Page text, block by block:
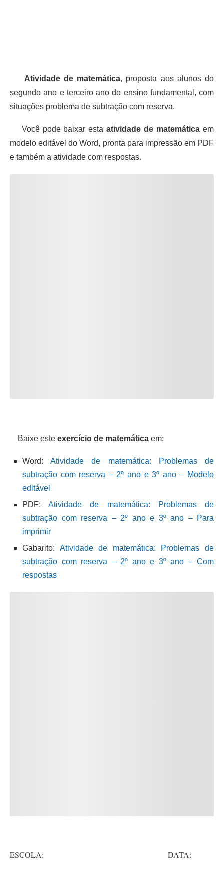
Atividade de matemática, proposta aos alunos do
segundo ano e terceiro ano do ensino fundamental, com
situações problema de subtração com reserva.
Você pode baixar estaatividade de matemática em
modelo editável do Word, pronta para impressão em PDF
e também a atividade com respostas.
Baixe este exercício de matemática em:
Word:Atividade de matemática: Problemas de
subtração com reserva – 2º ano e 3º ano – Modelo
editável
PDF:Atividade de matemática: Problemas de
subtração com reserva – 2º ano e 3º ano – Para
imprimir
Gabarito: Atividade de matemática: Problemas de
subtração com reserva – 2º ano e 3º ano – Com
respostas
ESCOLA: DATA: